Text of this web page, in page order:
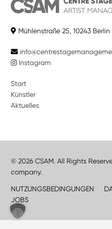
Mühlenstraße 25, 10243 Berlin
Instagram
Start
Künstler
Aktuelles
© 2026 CSAM. All Rights
company.
NUTZUNGSBEDINGUNGEN
JOBS